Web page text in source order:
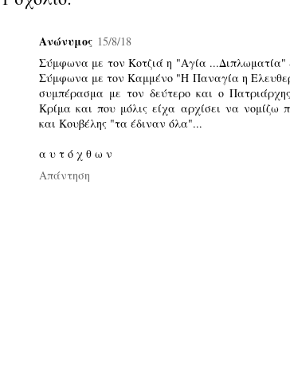
Ανώνυμος 15/8/18
Σύμφωνα με τον Κοτζιά η "Αγία ...Διπλωματία"
Σύμφωνα με τον Καμμένο "Η Παναγία η
συμπέρασμα με τον δεύτερο και ο
Κρίμα και που μόλις είχα αρχίσει να νομίζω
και Κουβέλης "τα έδιναν όλα"...
α υ τ ό χ θ ω ν
Απάντηση